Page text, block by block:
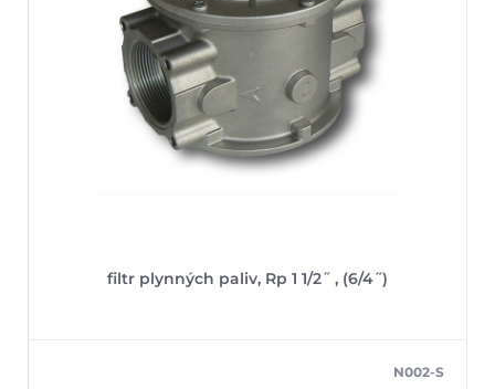
filtr plynných paliv, Rp 1 1/2˝ , (6/4˝)
N002-S